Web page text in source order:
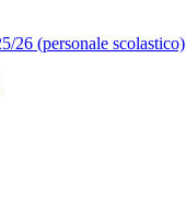
26 (personale scolastico)